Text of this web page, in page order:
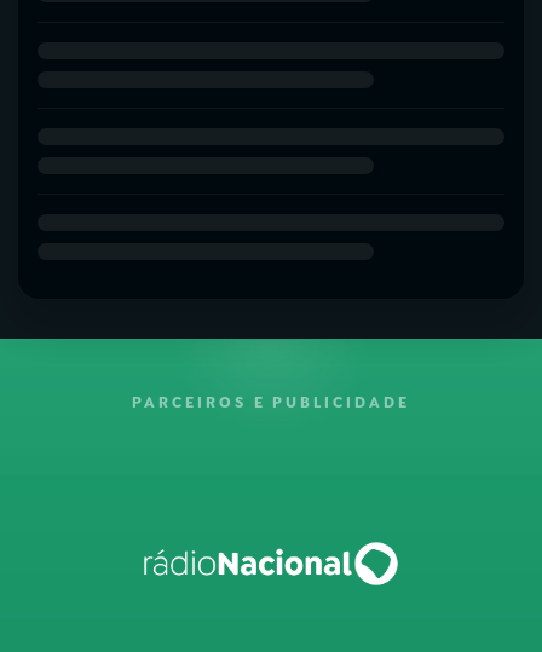
PARCEIROS E PUBLICIDADE